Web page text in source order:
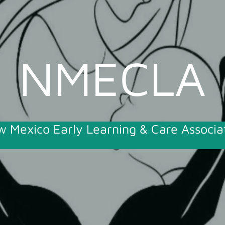
NMECLA
Mexico Early Learning & Care